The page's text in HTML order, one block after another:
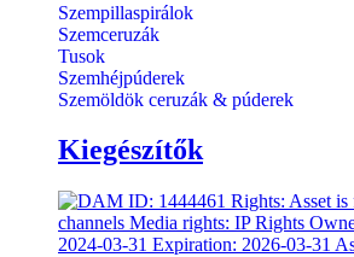
Szempillaspirálok
Szemceruzák
Tusok
Szemhéjpúderek
Szemöldök ceruzák & púderek
Kiegészítők